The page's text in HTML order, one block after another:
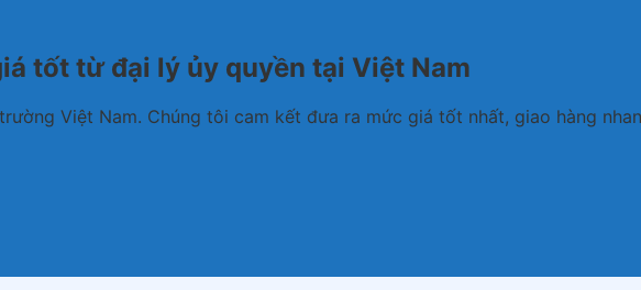
tốt từ đại lý ủy quyền tại Việt Nam
Việt Nam. Chúng tôi cam kết đưa ra mức giá tốt nhất, giao hàng